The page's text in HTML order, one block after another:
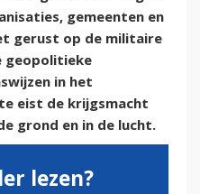
gemeenten en
gerust op de militaire
geopolitieke
in het
eist de krijgsmacht
grond en in de lucht.
lezen?